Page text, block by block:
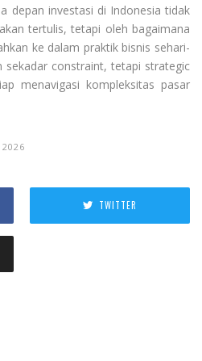
depan investasi di Indonesia tidak
tertulis, tetapi oleh bagaimana
ke dalam praktik bisnis sehari-
sekadar constraint, tetapi strategic
menavigasi kompleksitas pasar
TWITTER